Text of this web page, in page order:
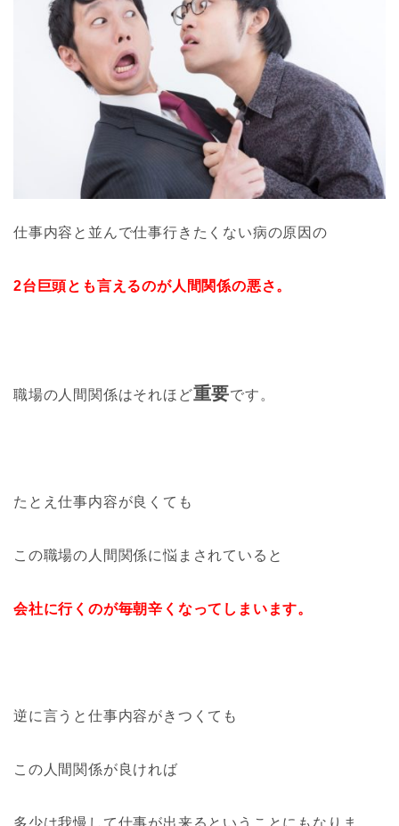
仕事内容と並んで仕事行きたくない病の原因の
2台巨頭とも言えるのが人間関係の悪さ。
職場の人間関係はそれほど重要です。
たとえ仕事内容が良くても
この職場の人間関係に悩まされていると
会社に行くのが毎朝辛くなってしまいます。
逆に言うと仕事内容がきつくても
この人間関係が良ければ